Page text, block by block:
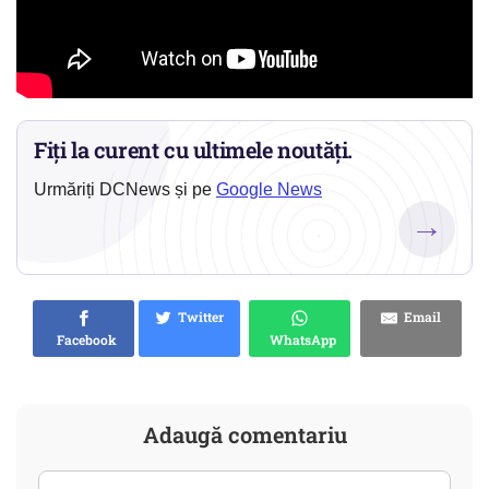
Fiți la curent cu ultimele noutăți.
Urmăriți DCNews și pe Google News
→
Facebook
Twitter
WhatsApp
Email
Adaugă comentariu